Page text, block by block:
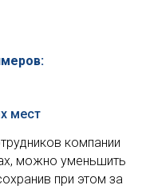
мест
компании
можно уменьшить
при этом за